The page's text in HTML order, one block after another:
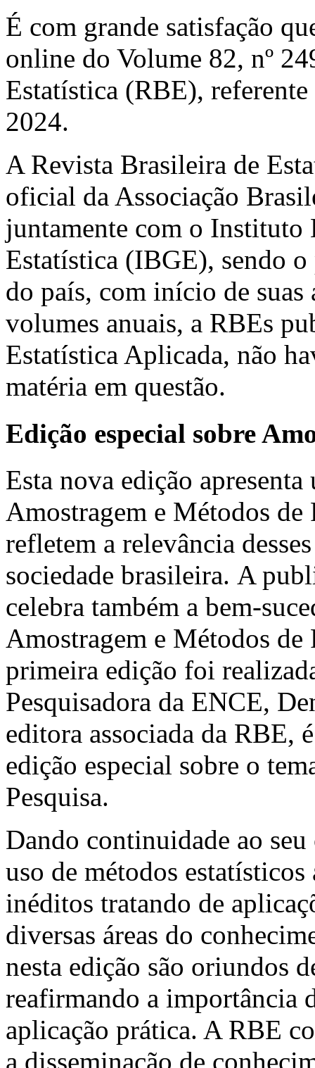
É com grande satisfação
online do Volume 82, nº
Estatística (RBE),
2024.
A Revista Brasileira de
oficial da Associação
juntamente com o Instituto
Estatística (IBGE), sendo
do país, com início de
volumes anuais, a RBEs
Estatística Aplicada, não
matéria em questão.
Edição especial sobre
Esta nova edição
Amostragem e Métodos de
refletem a relevância
sociedade brasileira. A
celebra também a bem-
Amostragem e Métodos
primeira edição foi
Pesquisadora da ENCE,
editora associada da RBE,
edição especial sobre o
Pesquisa.
Dando continuidade ao
uso de métodos
inéditos tratando de
diversas áreas do
nesta edição são oriundos
reafirmando a importância
aplicação prática. A RBE
a disseminação de